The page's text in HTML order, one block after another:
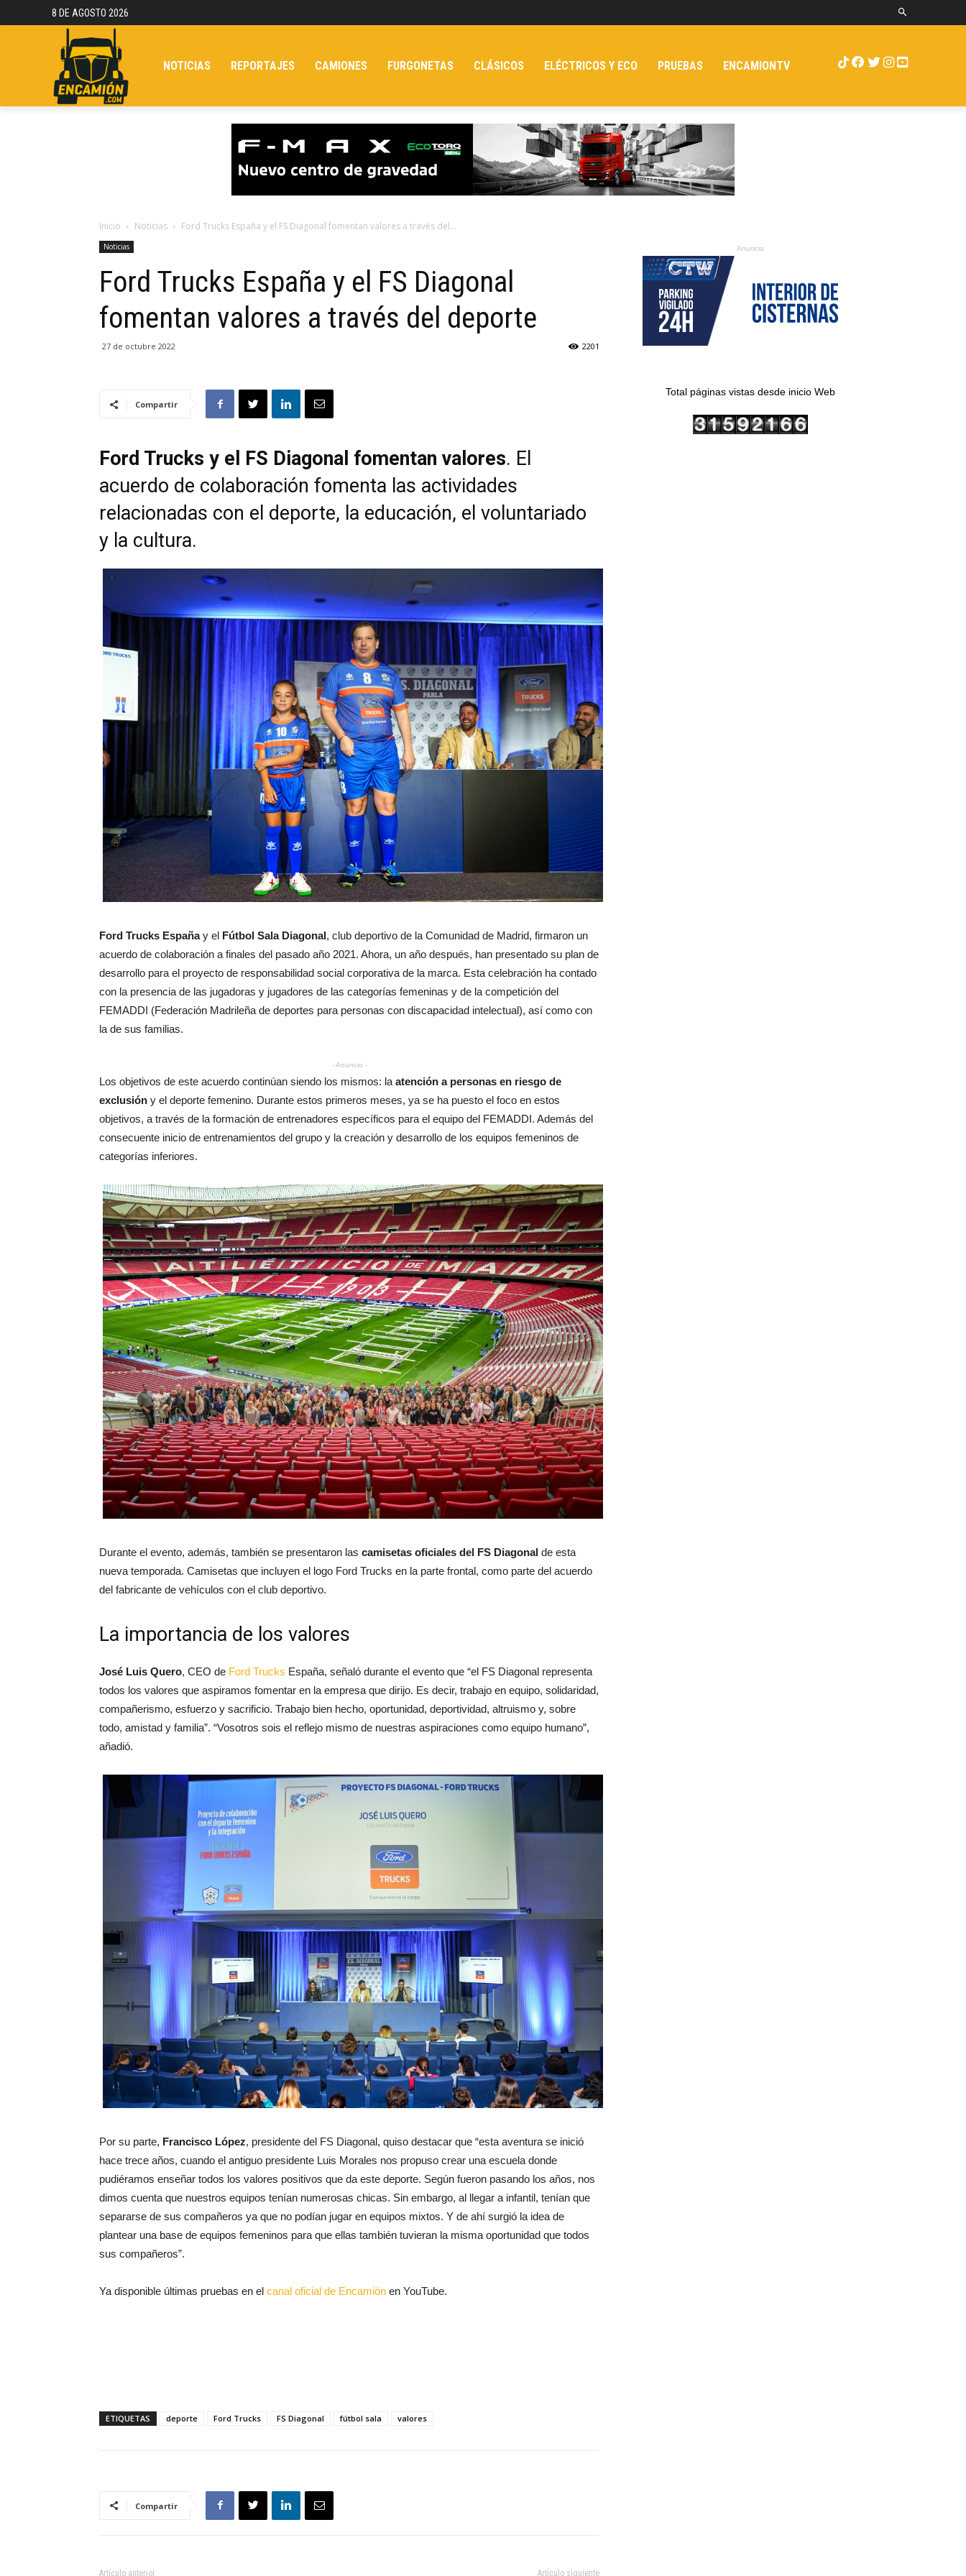
8 DE AGOSTO 2026
NOTICIAS REPORTAJES CAMIONES FURGONETAS CLÁSICOS ELÉCTRICOS Y ECO PRUEBAS ENCAMIONTV
Inicio Noticias Ford Trucks España y el FS Diagonal fomentan valores a través del...
Noticias
Ford Trucks España y el FS Diagonal
fomentan valores a través del deporte
27 de octubre 2022 2201
Compartir
Ford Trucks y el FS Diagonal fomentan valores. El
acuerdo de colaboración fomenta las actividades
relacionadas con el deporte, la educación, el voluntariado
y la cultura.
Ford Trucks Españay el Fútbol Sala Diagonal, club deportivo de la Comunidad de Madrid, firmaron un
acuerdo de colaboración a finales del pasado año 2021. Ahora, un año después, han presentado su plan de
desarrollo para el proyecto de responsabilidad social corporativa de la marca. Esta celebración ha contado
con la presencia de las jugadoras y jugadores de las categorías femeninas y de la competición del
FEMADDI (Federación Madrileña de deportes para personas con discapacidad intelectual), así como con
la de sus familias.
- Anuncio -
Los objetivos de este acuerdo continúan siendo los mismos: la atención a personas en riesgo de
exclusión y el deporte femenino. Durante estos primeros meses, ya se ha puesto el foco en estos
objetivos, a través de la formación de entrenadores específicos para el equipo del FEMADDI. Además del
consecuente inicio de entrenamientos del grupo y la creación y desarrollo de los equipos femeninos de
categorías inferiores.
Durante el evento, además, también se presentaron las camisetas oficiales del FS Diagonal de esta
nueva temporada. Camisetas que incluyen el logo Ford Trucks en la parte frontal, como parte del acuerdo
del fabricante de vehículos con el club deportivo.
La importancia de los valores
José Luis Quero, CEO de Ford Trucks España, señaló durante el evento que “el FS Diagonal representa
todos los valores que aspiramos fomentar en la empresa que dirijo. Es decir, trabajo en equipo, solidaridad,
compañerismo, esfuerzo y sacrificio. Trabajo bien hecho, oportunidad, deportividad, altruismo y, sobre
todo, amistad y familia”. “Vosotros sois el reflejo mismo de nuestras aspiraciones como equipo humano”,
añadió.
Por su parte, Francisco López, presidente del FS Diagonal, quiso destacar que “esta aventura se inició
hace trece años, cuando el antiguo presidente Luis Morales nos propuso crear una escuela donde
pudiéramos enseñar todos los valores positivos que da este deporte. Según fueron pasando los años, nos
dimos cuenta que nuestros equipos tenían numerosas chicas. Sin embargo, al llegar a infantil, tenían que
separarse de sus compañeros ya que no podían jugar en equipos mixtos. Y de ahí surgió la idea de
plantear una base de equipos femeninos para que ellas también tuvieran la misma oportunidad que todos
sus compañeros”.
Ya disponible últimas pruebas en el canal oficial de Encamión en YouTube.
ETIQUETAS deporte Ford Trucks FS Diagonal fútbol sala valores
Compartir
Artículo anterior Artículo siguiente
Anuncio
Total páginas vistas desde inicio Web